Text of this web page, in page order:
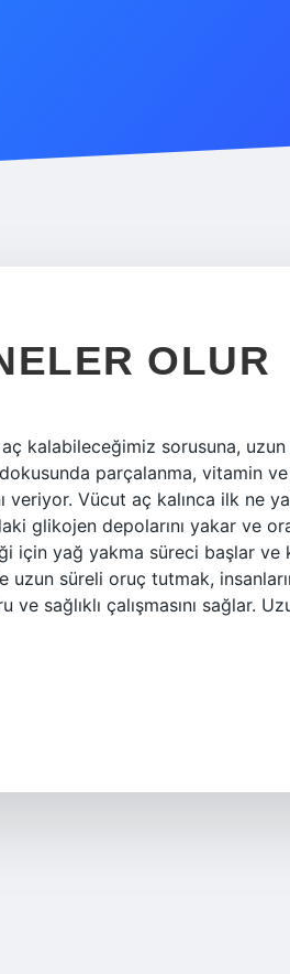
OLUR
kalabileceğimiz sorusuna, uzun
parçalanma, vitamin ve
veriyor. Vücut aç kalınca ilk ne
glikojen depolarını yakar ve
için yağ yakma süreci başlar ve
uzun süreli oruç tutmak,
sağlıklı çalışmasını sağlar.